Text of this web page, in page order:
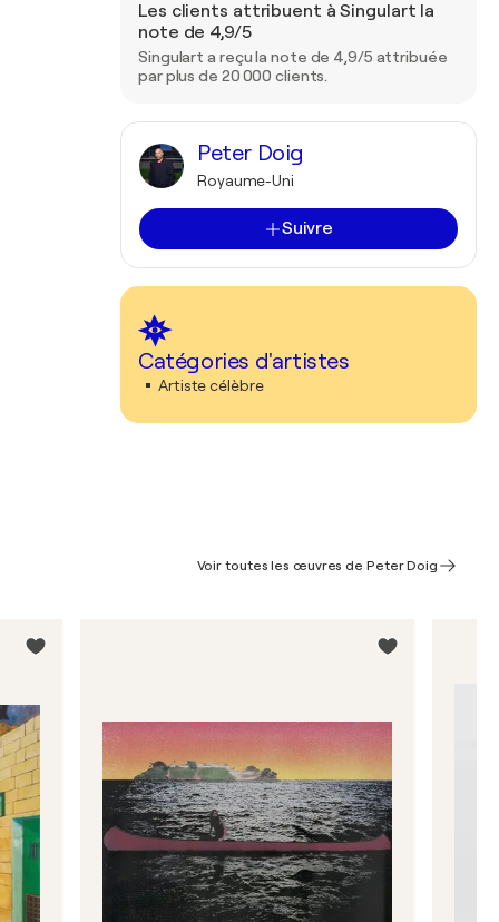
Les clients attribuent à Singulart la
note de 4,9/5
Singulart a reçu la note de 4,9/5 attribuée
par plus de 20 000 clients.
Peter Doig
Royaume-Uni
Suivre
Catégories d'artistes
Artiste célèbre
Voir toutes les œuvres de Peter Doig